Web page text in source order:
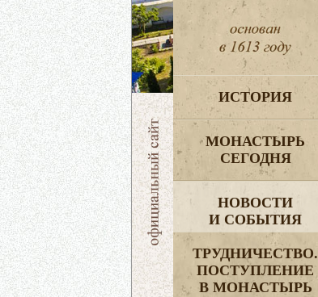
ИСТОРИЯ
МОНАСТЫРЬ
СЕГОДНЯ
НОВОСТИ
И СОБЫТИЯ
ТРУДНИЧЕСТВО.
ПОСТУПЛЕНИЕ
В МОНАСТЫРЬ